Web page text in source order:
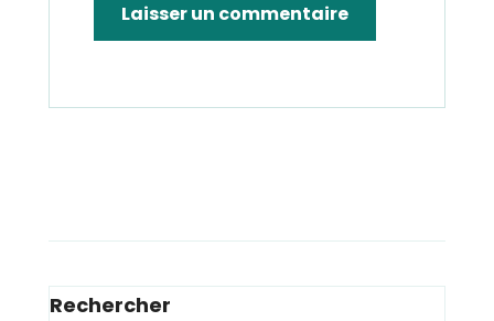
Rechercher